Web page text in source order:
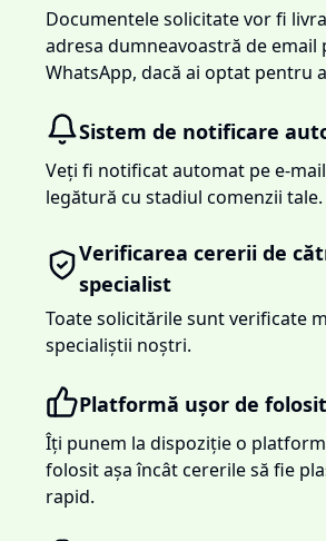
Documentele solicitate vor fi
adresa dumneavoastră de email
WhatsApp, dacă ai optat pentru
Sistem de notificare
Veți fi notificat automat pe e-
legătură cu stadiul comenzii tale.
Verificarea cererii de
specialist
Toate solicitările sunt verificate
specialiștii noștri.
Platformă ușor de folosit
Îți punem la dispoziție o
folosit așa încât cererile să fie
rapid.